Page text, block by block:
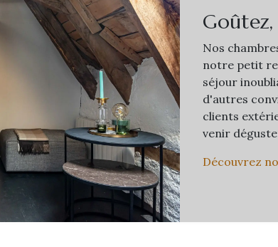
Nos
notre petit
séjour
d'autres
clients
venir
Découvrez